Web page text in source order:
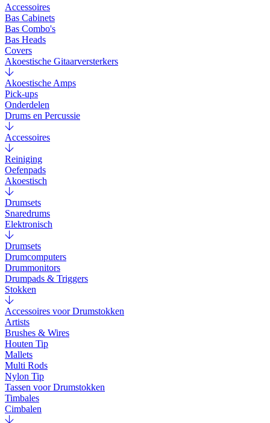
Accessoires
Bas Cabinets
Bas Combo's
Bas Heads
Covers
Akoestische Gitaarversterkers
Akoestische Amps
Pick-ups
Onderdelen
Drums en Percussie
Accessoires
Reiniging
Oefenpads
Akoestisch
Drumsets
Snaredrums
Elektronisch
Drumsets
Drumcomputers
Drummonitors
Drumpads & Triggers
Stokken
Accessoires voor Drumstokken
Artists
Brushes & Wires
Houten Tip
Mallets
Multi Rods
Nylon Tip
Tassen voor Drumstokken
Timbales
Cimbalen